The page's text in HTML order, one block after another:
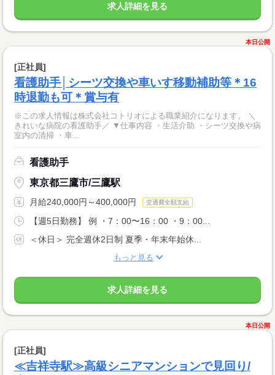
求人詳細を見る
本日公開
[正社員]
看護助手│シーツ交換や車いす移動補助等＊16
時退勤も可＊賞与有
※この求人情報は株式会社コトリオによる職業紹介になります。 ＼
きれいな病院の看護助手／ ▼仕事内容 ・生活介助 ・シーツ交換や病
室内の清掃 ・車...
看護助手
東京都三鷹市/三鷹駅
月給240,000円～400,000円 交通費全額支給
【週5日勤務】 例 ・7：00〜16：00 ・9：00...
＜休日＞ 完全週休2日制 夏季・年末年始休...
もっと見る
求人詳細を見る
本日公開
[正社員]
≪吉祥寺駅≫高級シニアマンションで見回り/